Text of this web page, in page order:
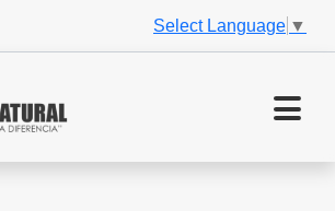
Select Language ▼